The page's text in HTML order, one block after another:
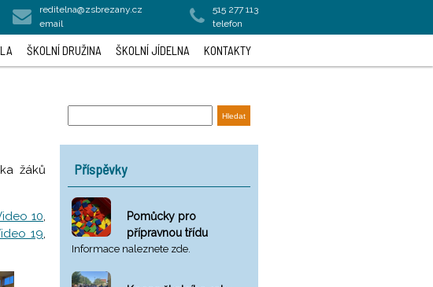
reditelna@zsbrezany.cz
email
515 277 113
telefon
ŠKOLNÍ DRUŽINA ŠKOLNÍ JÍDELNA KONTAKTY
žáků
10,
19,
Příspěvky
Pomůcky pro
přípravnou třídu
Informace naleznete zde.